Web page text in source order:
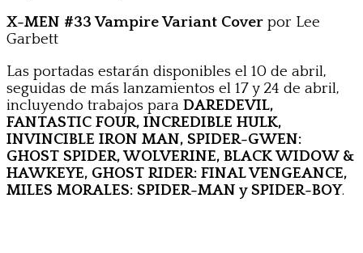
X-MEN #33 Vampire Variant Cover por Lee
Garbett
Las portadas estarán disponibles el 10 de abril,
seguidas de más lanzamientos el 17 y 24 de abril,
incluyendo trabajos para DAREDEVIL,
FANTASTIC FOUR, INCREDIBLE HULK,
INVINCIBLE IRON MAN, SPIDER-GWEN:
GHOST SPIDER, WOLVERINE, BLACK WIDOW &
HAWKEYE, GHOST RIDER: FINAL VENGEANCE,
MILES MORALES: SPIDER-MAN y SPIDER-BOY.